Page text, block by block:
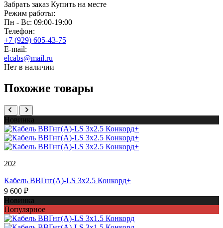
Забрать заказ Купить на месте
Режим работы:
Пн - Вс: 09:00-19:00
Телефон:
+7 (929) 605-43-75
E-mail:
elcabs@mail.ru
Нет в наличии
Похожие товары
Новинка
202
Кабель ВВГнг(А)-LS 3х2.5 Конкорд+
9 600 ₽
Новинка
Популярное